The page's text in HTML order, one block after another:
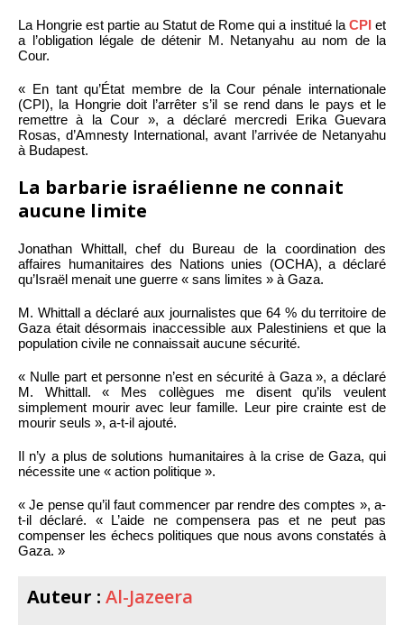
La Hongrie est partie au Statut de Rome qui a institué la CPIet
a l’obligation légale de détenir M. Netanyahu au nom de la
Cour.
« En tant qu’État membre de la Cour pénale internationale
(CPI), la Hongrie doit l’arrêter s’il se rend dans le pays et le
remettre à la Cour », a déclaré mercredi Erika Guevara
Rosas, d’Amnesty International, avant l’arrivée de Netanyahu
à Budapest.
La barbarie israélienne ne connait
aucune limite
Jonathan Whittall, chef du Bureau de la coordination des
affaires humanitaires des Nations unies (OCHA), a déclaré
qu’Israël menait une guerre « sans limites » à Gaza.
M. Whittall a déclaré aux journalistes que 64 % du territoire de
Gaza était désormais inaccessible aux Palestiniens et que la
population civile ne connaissait aucune sécurité.
« Nulle part et personne n’est en sécurité à Gaza », a déclaré
M. Whittall. « Mes collègues me disent qu’ils veulent
simplement mourir avec leur famille. Leur pire crainte est de
mourir seuls », a-t-il ajouté.
Il n’y a plus de solutions humanitaires à la crise de Gaza, qui
nécessite une « action politique ».
« Je pense qu’il faut commencer par rendre des comptes », a-
t-il déclaré. « L’aide ne compensera pas et ne peut pas
compenser les échecs politiques que nous avons constatés à
Gaza. »
Auteur : Al-Jazeera